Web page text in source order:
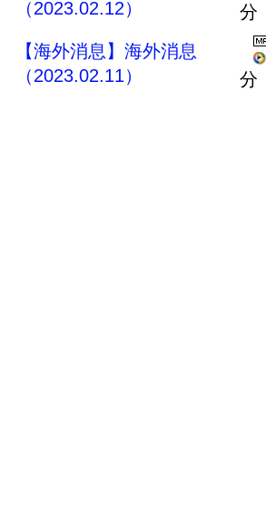
（2023.02.12）
分
【海外消息】海外消息
（2023.02.11）
分